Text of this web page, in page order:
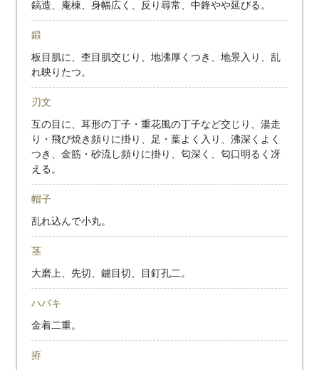
鎬造、庵棟、身幅広く、反り尋常、中鋒やや延びる。
鍛
板目肌に、杢目肌交じり、地沸厚くつき、地景入り、乱
れ映りたつ。
刃文
互の目に、耳形の丁子・重花風の丁子など交じり、湯走
り・飛び焼き頻りに掛り、足・葉よく入り、沸深くよく
つき、金筋・砂流し頻りに掛り、匂深く、匂口明るく冴
える。
帽子
乱れ込んで小丸。
茎
大磨上、先切、鑢目切、目釘孔二。
ハバキ
金着二重。
拵